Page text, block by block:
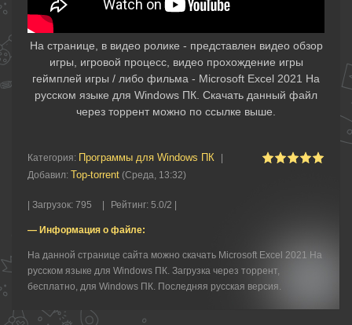
На странице, в видео ролике - представлен видео обзор
игры, игровой процесс, видео прохождение игры
геймплей игры / либо фильма - Microsoft Excel 2021 На
русском языке для Windows ПК. Скачать данный файл
через торрент можно по ссылке выше.
Категория: Программы для Windows ПК
Добавил: Top-torrent (Среда, 13:32)
Загрузок: 795 Рейтинг: 5.0/2 |
— Информация о файле:
На данной странице сайта можно скачать Microsoft Excel 2021 На
русском языке для Windows ПК. Загрузка через торрент,
бесплатно, для Windows ПК. Последняя русская версия.